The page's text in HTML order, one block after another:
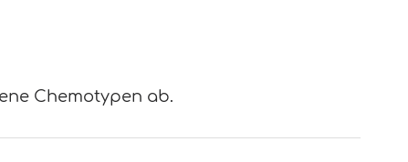
Chemotypen ab.